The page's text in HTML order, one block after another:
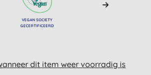
VEGAN SOCIETY
GECERTIFICEERD
dit item weer voorradig is